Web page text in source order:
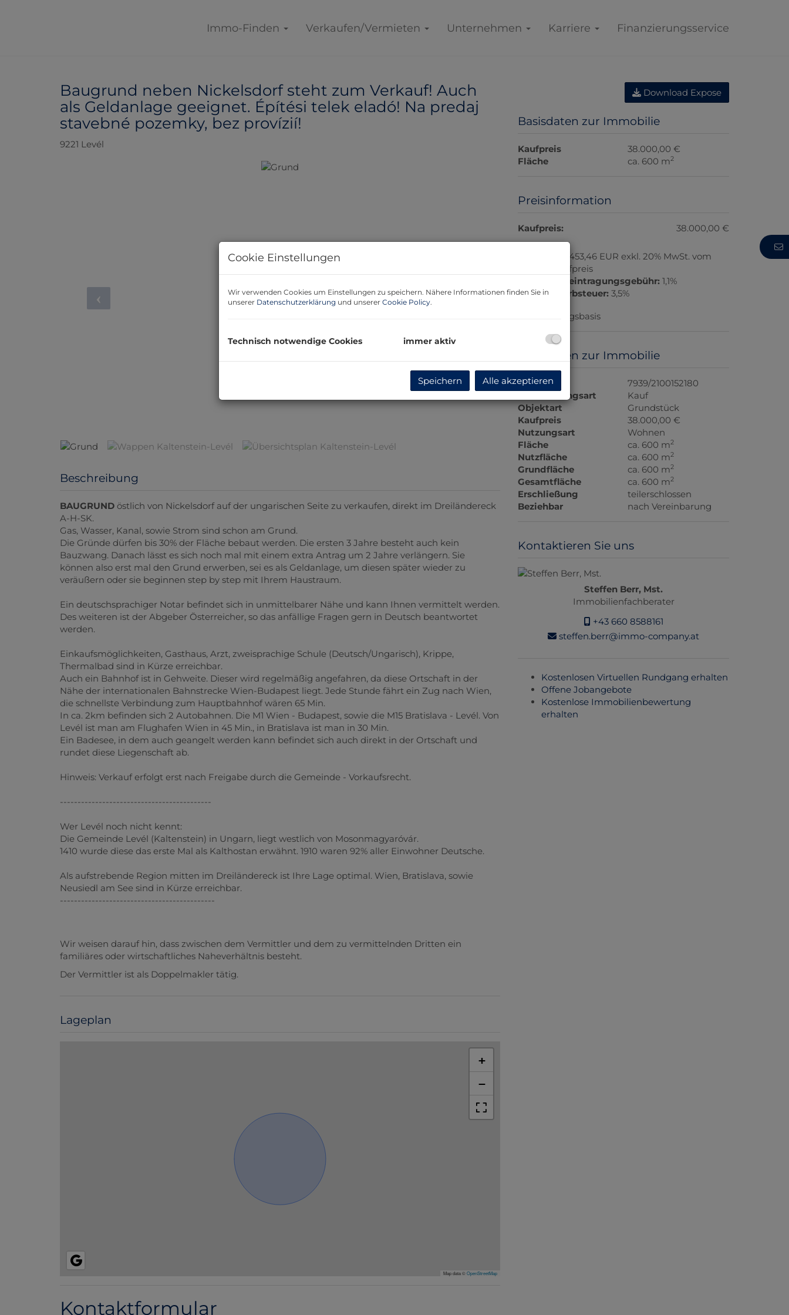
Immo-Finden Verkaufen/Vermieten Unternehmen Karriere Finanzierungsservice
Baugrund neben Nickelsdorf steht zum Verkauf! Auch
als Geldanlage geeignet. Építési telek eladó! Na predaj
stavebné pozemky, bez provízií!
9221 Levél
Wappen Kaltenstein-Levél
Beschreibung
BAUGRUND östlich von Nickelsdorf auf der ungarischen Seite zu verkaufen, direkt im Dreiländereck
A-H-SK.
Gas, Wasser, Kanal, sowie Strom sind schon am Grund.
Die Gründe dürfen bis 30% der Fläche bebaut werden. Die ersten 3 Jahre besteht auch kein
Bauzwang. Danach lässt es sich noch mal mit einem extra Antrag um 2 Jahre verlängern. Sie
können also erst mal den Grund erwerben, sei es als Geldanlage, um diesen später wieder zu
veräußern oder sie beginnen step by step mit Ihrem Haustraum.
Ein deutschsprachiger Notar befindet sich in unmittelbarer Nähe und kann Ihnen vermittelt werden.
Des weiteren ist der Abgeber Österreicher, so das anfällige Fragen gern in Deutsch beantwortet
werden.
Einkaufsmöglichkeiten, Gasthaus, Arzt, zweisprachige Schule (Deutsch/Ungarisch), Krippe,
Thermalbad sind in Kürze erreichbar.
Auch ein Bahnhof ist in Gehweite. Dieser wird regelmäßig angefahren, da diese Ortschaft in der
Nähe der internationalen Bahnstrecke Wien-Budapest liegt. Jede Stunde fährt ein Zug nach Wien,
die schnellste Verbindung zum Hauptbahnhof wären 65 Min.
In ca. 2km befinden sich 2 Autobahnen. Die M1 Wien - Budapest, sowie die M15 Bratislava - Levél. Von
Levél ist man am Flughafen Wien in 45 Min., in Bratislava ist man in 30 Min.
Ein Badesee, in dem auch geangelt werden kann befindet sich auch direkt in der Ortschaft und
rundet diese Liegenschaft ab.
Hinweis: Verkauf erfolgt erst nach Freigabe durch die Gemeinde - Vorkaufsrecht.
-------------------------------------------
Wer Levél noch nicht kennt:
Die Gemeinde Levél (Kaltenstein) in Ungarn, liegt westlich von Mosonmagyaróvár.
1410 wurde diese das erste Mal als Kalthostan erwähnt. 1910 waren 92% aller Einwohner Deutsche.
Als aufstrebende Region mitten im Dreiländereck ist Ihre Lage optimal. Wien, Bratislava, sowie
Neusiedl am See sind in Kürze erreichbar.
--------------------------------------------
Wir weisen darauf hin, dass zwischen dem Vermittler und dem zu vermittelnden Dritten ein
familiäres oder wirtschaftliches Naheverhältnis besteht.
Der Vermittler ist als Doppelmakler tätig.
Lageplan
+
−
Map data ©OpenStreetMap
Kontaktformular
Download Expose
Basisdaten zur Immobilie
Kaufpreis
38.000,00 €
Fläche
ca. 600 m2
Preisinformation
Kaufpreis: 38.000,00 €
1453,46 EUR exkl. 20% MwSt. vom
Gesamtkaufpreis
Grundbucheintragungsgebühr: 1,1%
Grunderwerbsteuer: 3,5%
Verhandlungsbasis
Basisdaten zur Immobilie
Objektnr.
7939/2100152180
Vermarktungsart
Kauf
Objektart
Grundstück
Kaufpreis
38.000,00 €
Nutzungsart
Wohnen
Fläche
ca. 600 m2
Nutzfläche ca. 600 m2
Grundfläche ca. 600 m2
Gesamtfläche ca. 600 m2
Erschließung
teilerschlossen
Beziehbar
nach Vereinbarung
Kontaktieren Sie uns
Steffen Berr, Mst.
Immobilienfachberater
+43 660 8588161
steffen.berr@immo-company.at
Kostenlosen Virtuellen Rundgang erhalten
Offene Jobangebote
Kostenlose Immobilienbewertung
erhalten
Cookie Einstellungen
Wir verwenden Cookies um Einstellungen zu speichern. Nähere Informationen finden Sie in
unserer Datenschutzerklärung und unserer Cookie Policy.
Technisch notwendige Cookies immer aktiv
Speichern Alle akzeptieren